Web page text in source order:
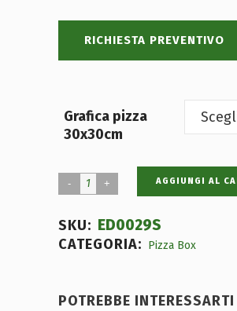
RICHIESTA PREVENTIVO
Grafica pizza
30x30cm
AGGIUNGI AL
SKU: ED0029S
CATEGORIA: Pizza Box
POTREBBE INTERESSARTI